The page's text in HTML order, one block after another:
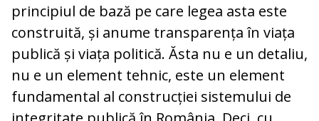
principiul de bază pe care legea asta este
construită, și anume transparența în viața
publică și viața politică. Ăsta nu e un detaliu,
nu e un element tehnic, este un element
fundamental al construcției sistemului de